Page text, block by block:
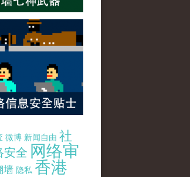
微博 新闻自由 社
安全 网络审
墙 隐私 香港